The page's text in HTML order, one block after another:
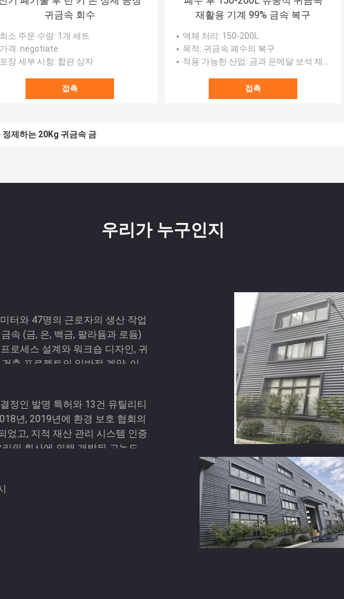
귀금속 회수
최소 주문 수량: 1개 세트
가격: negotiate
포장 세부 사항: 합판 상자
접촉
재활용 기계 99% 금속 복구
액체 처리: 150-200L
목적: 귀금속 폐수의 복구
적용 가능한 산업: 금과 은메달 보석 제작
접촉
제하는 20Kg 귀금속 금
우리가 누구인지
터와 47명의 근로자의 생산 작업
속 (금, 은, 백금, 팔라듐과 로듐)
로세스 설계와 워크숍 디자인, 귀
축 프로젝트의 일반적 계약, 이끄
정인 발명 특허와 13건 유틸리티
년, 2019년에 환경 보호 협회의
었고, 지적 재산 관리 시스템 인증
의 회사에 의해 개발된 고농도 질